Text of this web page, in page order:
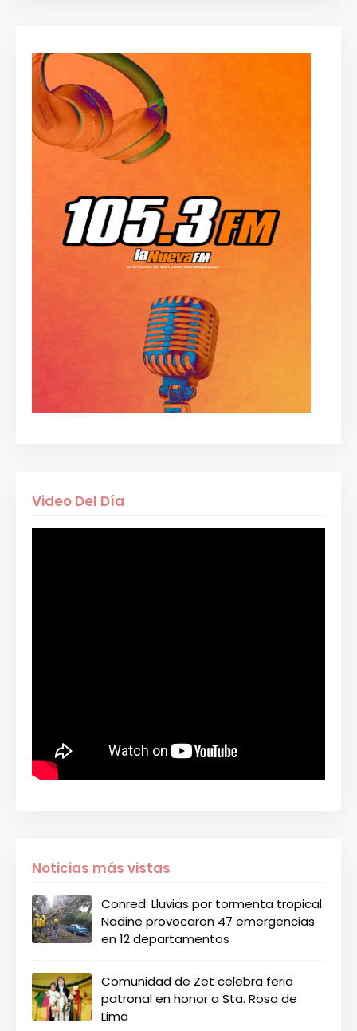
Video Del Día
Noticias más vistas
Conred: Lluvias por tormenta tropical
Nadine provocaron 47 emergencias
en 12 departamentos
Comunidad de Zet celebra feria
patronal en honor a Sta. Rosa de
Lima